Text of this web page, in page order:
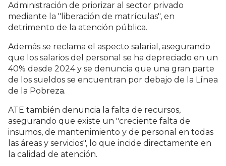
Administración de priorizar al sector privado
mediante la "liberación de matrículas", en
detrimento de la atención pública.
Además se reclama el aspecto salarial, asegurando
que los salarios del personal se ha depreciado en un
40% desde 2024 y se denuncia que una gran parte
de los sueldos se encuentran por debajo de la Línea
de la Pobreza.
ATE también denuncia la falta de recursos,
asegurando que existe un "creciente falta de
insumos, de mantenimiento y de personal en todas
las áreas y servicios", lo que incide directamente en
la calidad de atención.